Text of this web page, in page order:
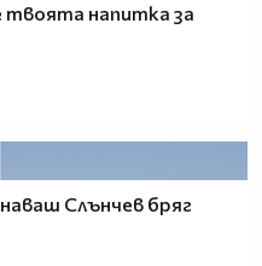
твоята напитка за
Слънчев бряг